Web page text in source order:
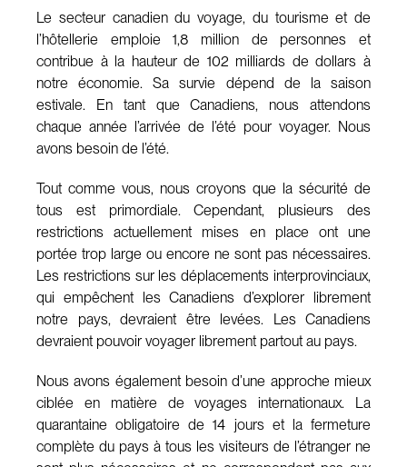
Le secteur canadien du voyage, du tourisme et de
l’hôtellerie emploie 1,8 million de personnes et
contribue à la hauteur de 102 milliards de dollars à
notre économie. Sa survie dépend de la saison
estivale. En tant que Canadiens, nous attendons
chaque année l’arrivée de l’été pour voyager. Nous
avons besoin de l’été.
Tout comme vous, nous croyons que la sécurité de
tous est primordiale. Cependant, plusieurs des
restrictions actuellement mises en place ont une
portée trop large ou encore ne sont pas nécessaires.
Les restrictions sur les déplacements interprovinciaux,
qui empêchent les Canadiens d’explorer librement
notre pays, devraient être levées. Les Canadiens
devraient pouvoir voyager librement partout au pays.
Nous avons également besoin d’une approche mieux
ciblée en matière de voyages internationaux. La
quarantaine obligatoire de 14 jours et la fermeture
complète du pays à tous les visiteurs de l’étranger ne